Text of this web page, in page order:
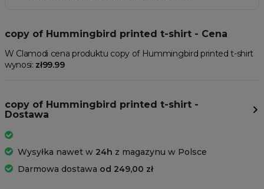
copy of Hummingbird printed t-shirt - Cena
W Clamodi cena produktu copy of Hummingbird printed t-shirt
wynosi: zł99.99
copy of Hummingbird printed t-shirt -
Dostawa
Wysyłka nawet w 24h z magazynu w Polsce
Darmowa dostawa od 249,00 zł